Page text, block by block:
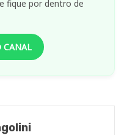
fique por dentro de
CANAL